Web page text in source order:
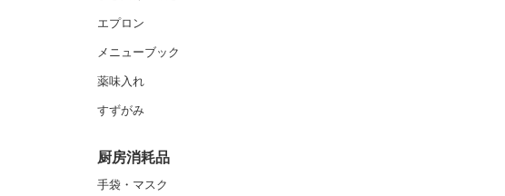
エプロン
メニューブック
薬味入れ
すずがみ
厨房消耗品
手袋・マスク